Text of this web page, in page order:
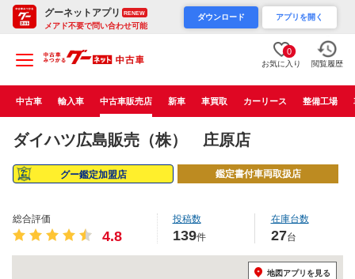
グーネットアプリ RENEW
メアド不要で問い合わせ可能
ダウンロード アプリを開く
0
お気に入り 閲覧履歴
中古車 輸入車 中古車販売店 新車 車買取 カーリース 整備工場
ダイハツ広島販売（株） 庄原店
グー鑑定加盟店 鑑定書付車両取扱店
総合評価
4.8
投稿数
139件
在庫台数
27台
地図アプリを見る